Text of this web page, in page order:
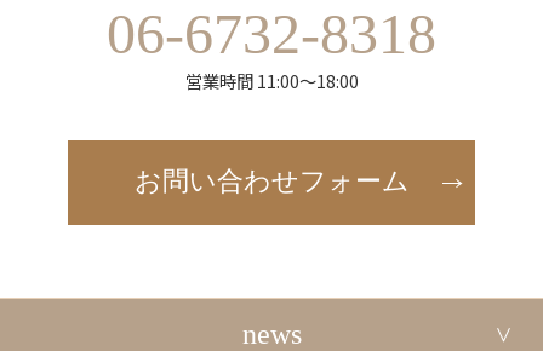
06-6732-8318
営業時間 11:00～18:00
お問い合わせフォーム
news